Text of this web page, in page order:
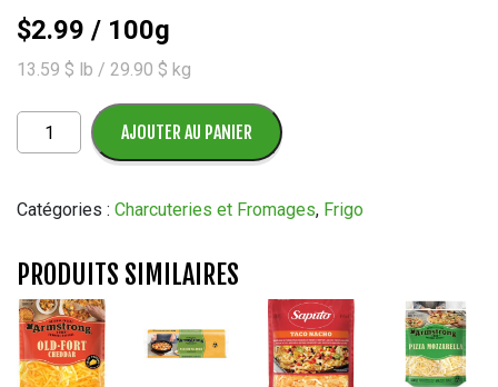
$2.99 / 100g
13.59 $ lb / 29.90 $ kg
quantité
de
Cotto
AJOUTER AU PANIER
Catégories : Charcuteries et Fromages, Frigo
PRODUITS SIMILAIRES